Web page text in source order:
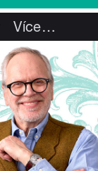
Více…